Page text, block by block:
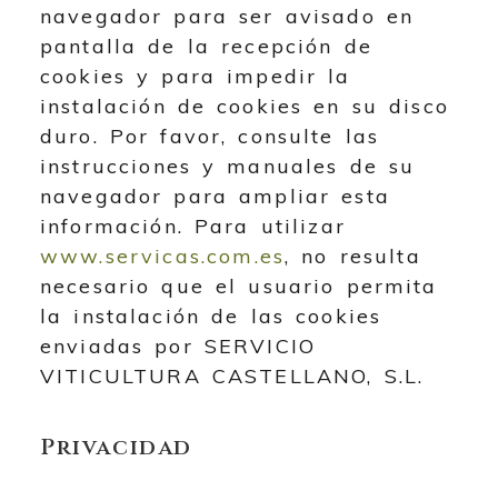
navegador para ser avisado en
pantalla de la recepción de
cookies y para impedir la
instalación de cookies en su disco
duro. Por favor, consulte las
instrucciones y manuales de su
navegador para ampliar esta
información. Para utilizar
www.servicas.com.es, no resulta
necesario que el usuario permita
la instalación de las cookies
enviadas por SERVICIO
VITICULTURA CASTELLANO, S.L.
Privacidad